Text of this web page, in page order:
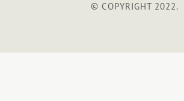
© COPYRIGHT 2022.